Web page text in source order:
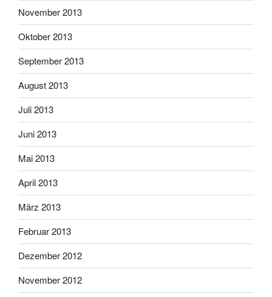
November 2013
Oktober 2013
September 2013
August 2013
Juli 2013
Juni 2013
Mai 2013
April 2013
März 2013
Februar 2013
Dezember 2012
November 2012